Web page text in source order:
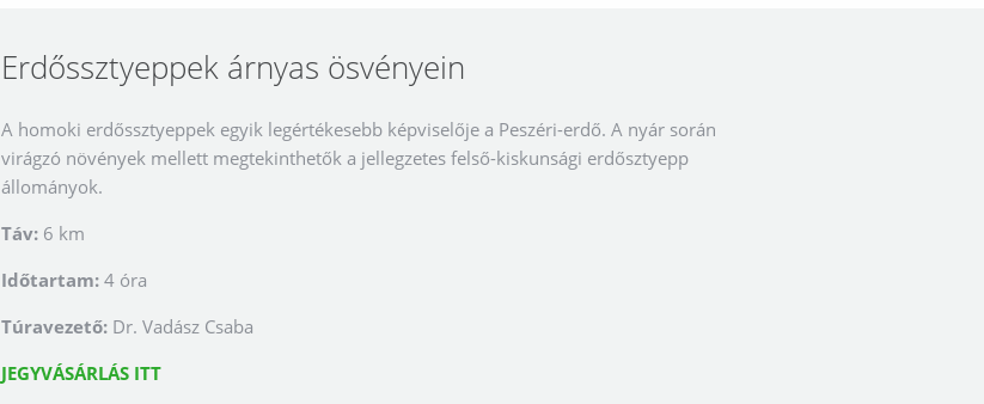
Erdőssztyeppek árnyas ösvényein
A homoki erdőssztyeppek egyik legértékesebb képviselője a Peszéri-erdő. A nyár során
virágzó növények mellett megtekinthetők a jellegzetes felső-kiskunsági erdősztyepp
állományok.
Táv: 6 km
Időtartam: 4 óra
Túravezető: Dr. Vadász Csaba
JEGYVÁSÁRLÁS ITT